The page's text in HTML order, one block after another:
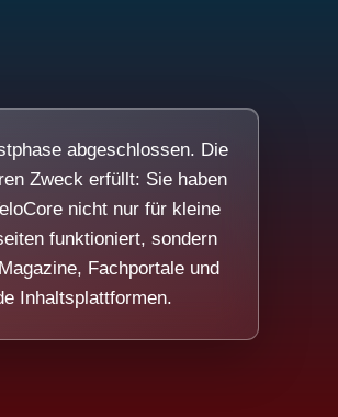
abgeschlossen. Die
Zweck erfüllt: Sie haben
nicht nur für kleine
funktioniert, sondern
Fachportale und
Inhaltsplattformen.